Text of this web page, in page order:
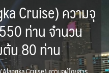
เอเชียกลาง 6
LKA ศรีลังกา 0
BTN ภูฏาน 2
KHM กัมพูชา
สวิตเซอร์แลนด์ เยอรมนี
งเศส
1
แอลเบเนีย - Albania 0
Baltic บอลติก
อเมริกากลาง 1
ARG อาร์เจนตินา 3
CAN แคนาดา 3
ECU เอกวาดอร์ 0
ทัวร์ ล่องเรือสำราญอลาสก้า
1
ทัวร์ ล่องเรือสำราญเอเชีย
ทัวร์ ล่องเรือสำราญประเท
นๆ
5
เคนย่า - Kenya 2
เกาะโบราโบร่า - Bora Bora
0
แทนซาเนีย - Tanzania 2
ล่องเรือดินเนอร์วันลอยกระทง
18
เรือรอบกลางวัน กทม. 2
บุฟเฟต์โรงแรม/ร้านอาหาร
ไทยบัสฟู้ดทัวร์
แต่งชุดไทยถ่ายรูปวัดอรุณฯ
Cruise) ความจุ
ท่าน จำนวน
น 80 ท่าน